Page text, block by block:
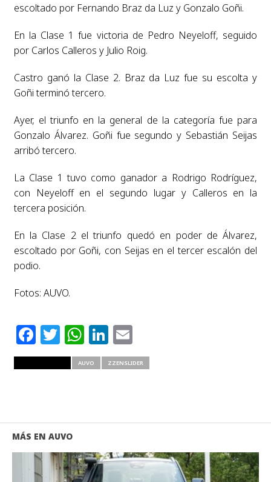
escoltado por Fernando Braz da Luz y Gonzalo Goñi.
En la Clase 1 fue victoria de Pedro Neyeloff, seguido
por Carlos Calleros y Julio Roig.
Castro ganó la Clase 2. Braz da Luz fue su escolta y
Goñi terminó tercero.
Ayer, el triunfo en la general de la categoría fue para
Gonzalo Álvarez. Goñi fue segundo y Sebastián Seijas
arribó tercero.
La Clase 1 tuvo como ganador a Rodrigo Rodríguez,
con Neyeloff en el segundo lugar y Calleros en la
tercera posición.
En la Clase 2 el triunfo quedó en poder de Álvarez,
escoltado por Goñi, con Seijas en el tercer escalón del
podio.
Fotos: AUVO.
Facebook
Twitter
WhatsApp
LinkedIn
Email
AUVO ZZENSLIDER
MÁS EN AUVO